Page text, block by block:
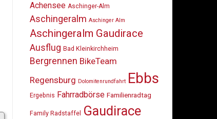
Achensee Aschinger-Alm
Aschingeralm Aschinger Alm
Aschingeralm Gaudirace
Ausflug Bad Kleinkirchheim
Bergrennen BikeTeam
Regensburg Dolomitenrundfahrt Ebbs
Ergebnis Fahrradbörse Familienradtag
Family Radstaffel Gaudirace